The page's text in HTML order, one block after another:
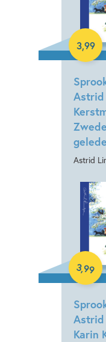
Astrid
Astrid
3,99
Astrid
Karin
3,99